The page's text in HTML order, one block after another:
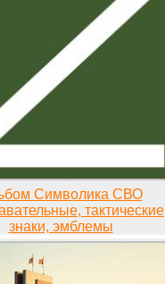
Символика СВО
тактические
знаки, эмблемы